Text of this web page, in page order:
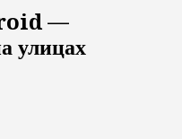
—
улицах